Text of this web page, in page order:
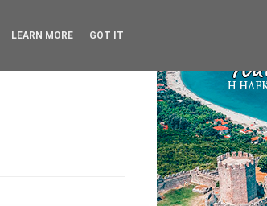
LEARN MORE GOT IT